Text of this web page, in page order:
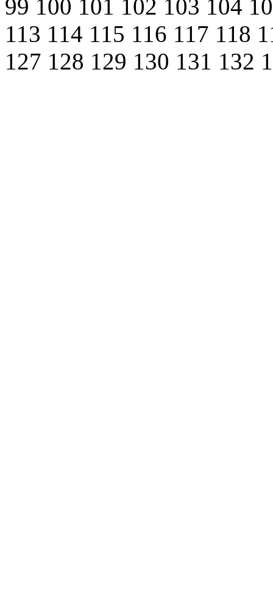
99 100 101 102 103 104
113 114 115 116 117 118
127 128 129 130 131 132